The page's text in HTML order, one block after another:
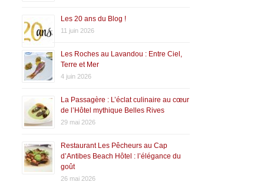
Les 20 ans du Blog !
11 juin 2026
Les Roches au Lavandou : Entre Ciel,
Terre et Mer
4 juin 2026
La Passagère : L’éclat culinaire au cœur
de l’Hôtel mythique Belles Rives
29 mai 2026
Restaurant Les Pêcheurs au Cap
d’Antibes Beach Hôtel : l’élégance du
goût
26 mai 2026